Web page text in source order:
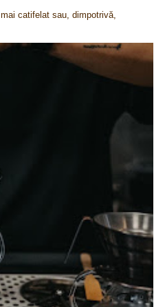
catifelat sau, dimpotrivă,